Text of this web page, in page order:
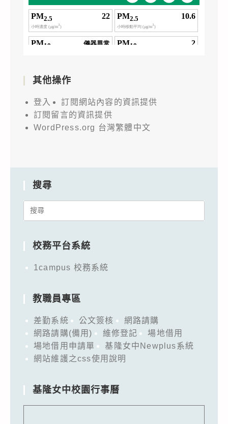
其他操作
登入
訂閱網站內容的資訊提供
訂閱留言的資訊提供
WordPress.org 台灣繁體中文
搜尋
Search
校務平台系統
1campus 校務系統
教職員專區
差勤系統 公文簽核
網路請購
網路請購(備用)
維修登記
場地借用
場地借用申請單
基隆女中Newplus系統
網站維護之css使用說明
基隆女中校園行事曆